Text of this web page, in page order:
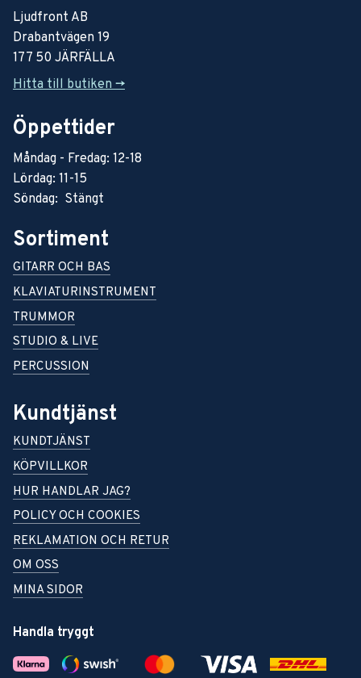
Ljudfront AB
Drabantvägen 19
177 50 JÄRFÄLLA
Hitta till butiken ->
Öppettider
Måndag - Fredag: 12-18
Lördag: 11-15
Söndag: Stängt
Sortiment
GITARR OCH BAS
KLAVIATURINSTRUMENT
TRUMMOR
STUDIO & LIVE
PERCUSSION
Kundtjänst
KUNDTJÄNST
KÖPVILLKOR
HUR HANDLAR JAG?
POLICY OCH COOKIES
REKLAMATION OCH RETUR
OM OSS
MINA SIDOR
Handla tryggt